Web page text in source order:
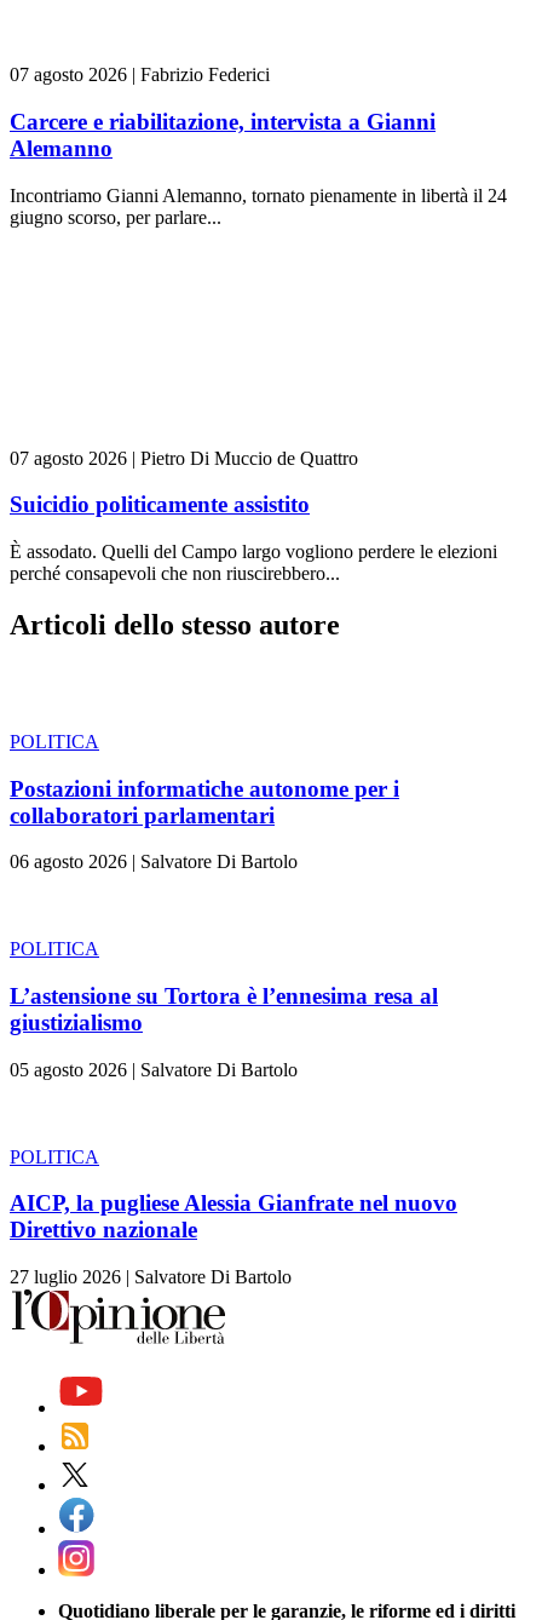
07 agosto 2026 | Fabrizio Federici
Carcere e riabilitazione, intervista a Gianni
Alemanno
Incontriamo Gianni Alemanno, tornato pienamente in libertà il 24
giugno scorso, per parlare...
07 agosto 2026 | Pietro Di Muccio de Quattro
Suicidio politicamente assistito
È assodato. Quelli del Campo largo vogliono perdere le elezioni
perché consapevoli che non riuscirebbero...
Articoli dello stesso autore
POLITICA
Postazioni informatiche autonome per i
collaboratori parlamentari
06 agosto 2026 | Salvatore Di Bartolo
POLITICA
L’astensione su Tortora è l’ennesima resa al
giustizialismo
05 agosto 2026 | Salvatore Di Bartolo
POLITICA
AICP, la pugliese Alessia Gianfrate nel nuovo
Direttivo nazionale
27 luglio 2026 | Salvatore Di Bartolo
Quotidiano liberale per le garanzie, le riforme ed i diritti